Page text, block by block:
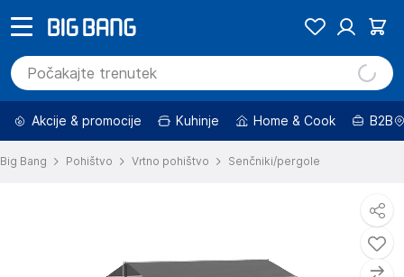
Akcije & promocije Kuhinje Home & Cook B2B
Big Bang Pohištvo Vrtno pohištvo Senčniki/pergole